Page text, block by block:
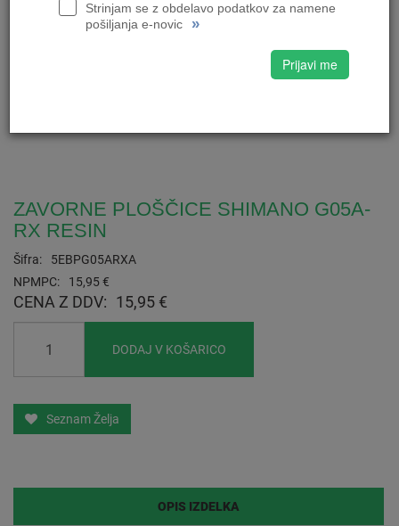
Strinjam se z obdelavo podatkov za namene
pošiljanja e-novic
»
Prijavi me
ZAVORNE PLOŠČICE SHIMANO G05A-
RX RESIN
Šifra:
5EBPG05ARXA
NPMPC:
15,95 €
CENA Z DDV: 15,95 €
DODAJ V KOŠARICO
Seznam Želja
OPIS IZDELKA